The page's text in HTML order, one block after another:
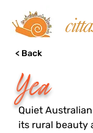
Yea
< Back
Quiet
its rural beauty